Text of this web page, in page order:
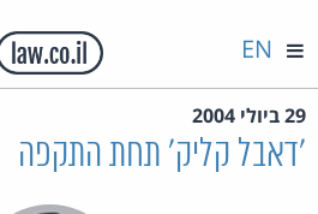
EN
29 ביולי 2004
'דאבל קליק' תחת התקפה